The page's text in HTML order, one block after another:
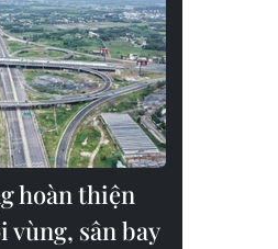
hoàn thiện
vùng, sân bay